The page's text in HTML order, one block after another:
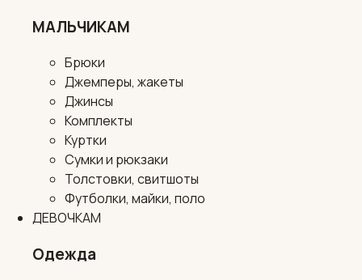
МАЛЬЧИКАМ
Брюки
Джемперы, жакеты
Джинсы
Комплекты
Куртки
Сумки и рюкзаки
Толстовки, свитшоты
Футболки, майки, поло
ДЕВОЧКАМ
Одежда